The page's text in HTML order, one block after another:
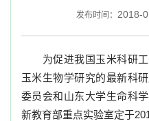
发布时间： 2018-
为促进我国玉米科研
玉米生物学研究的最新科
委员会和山东大学生命科
新教育部重点实验室定于